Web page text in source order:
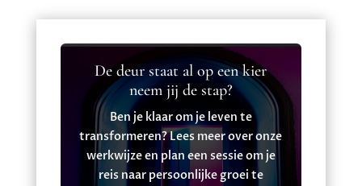
De deur staat al op een kier
neem jij de stap?
Ben je klaar om je leven te
transformeren? Lees meer over onze
werkwijze en plan een sessie om je
reis naar persoonlijke groei te